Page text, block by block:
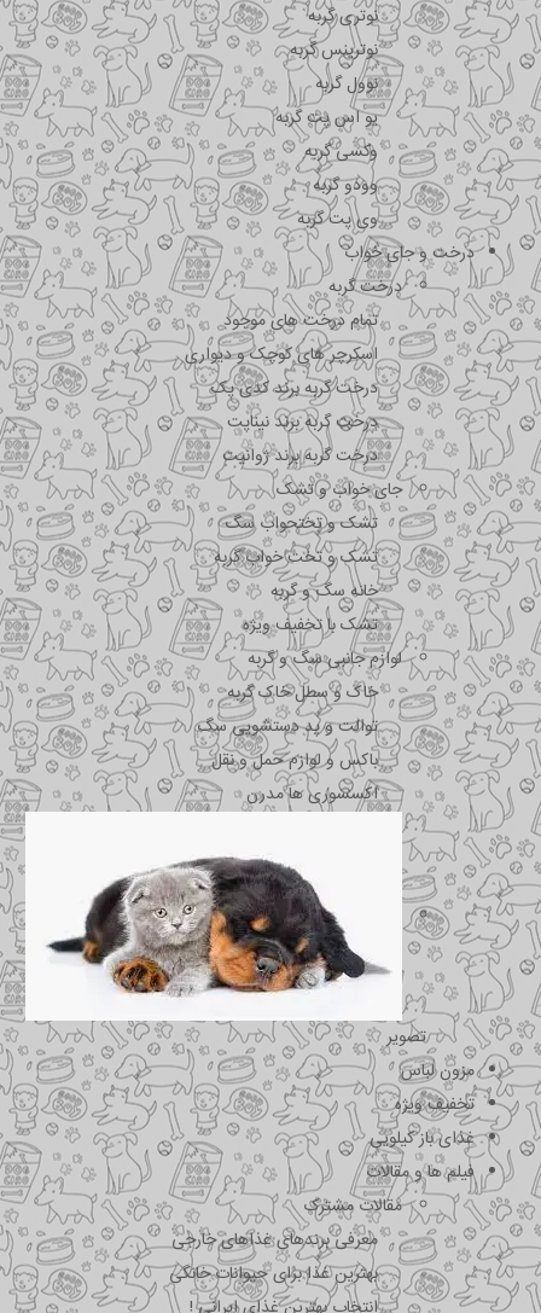
نوتری گربه
نوترینس گربه
نوول گربه
یو اس پت گربه
وکسی گربه
وودو گربه
وی پت گربه
درخت و جای خواب
درخت گربه
تمام درخت های موجود
اسکرچر های کوچک و دیواری
درخت گربه برند کدی پک
درخت گربه برند نیناپت
درخت گربه برند ژوانیت
جای خواب و تشک
تشک و تختحواب سگ
تشک و تخت خواب گربه
خانه سگ و گربه
تشک با تخفیف ویژه
لوازم جانبی سگ و گربه
خاک و سطل خاک گربه
توالت و پد دستشویی سگ
باکس و لوازم حمل و نقل
اکسسوری ها مدرن
تصویر
مزون لباس
تخفیف ویژه
غذای باز کیلویی
فیلم ها و مقالات
مقالات مشترک
معرفی برندهای غذاهای خارجی
بهترین غذا برای حیوانات خانگی